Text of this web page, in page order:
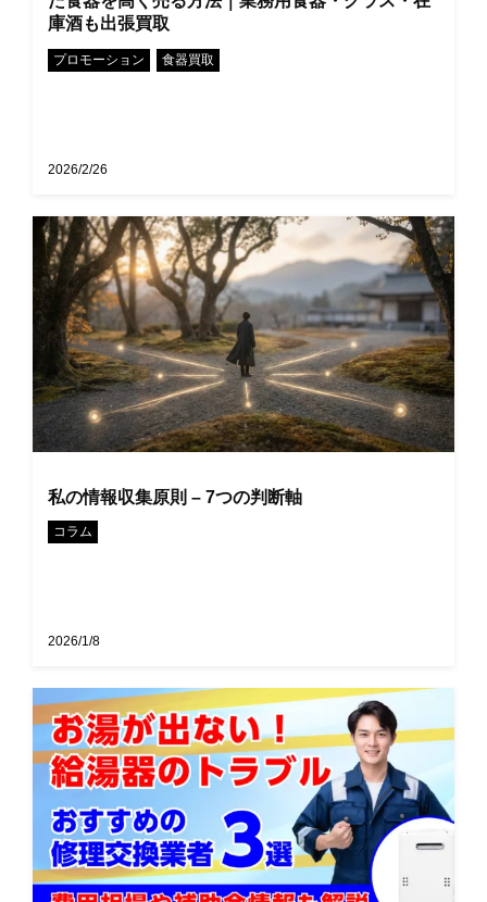
庫酒も出張買取
プロモーション 食器買取
2026/2/26
私の情報収集原則 – 7つの判断軸
コラム
2026/1/8